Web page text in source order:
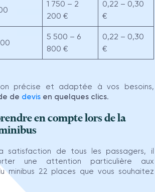
1 750 – 2
200 €
0,22 – 0,30
€
5 500 – 6
800 €
0,22 – 0,30
€
précise et adaptée à vos besoins,
de devisen quelques clics.
en compte lors de la
satisfaction de tous les passagers, il
une attention particulière aux
minibus 22 places que vous souhaitez